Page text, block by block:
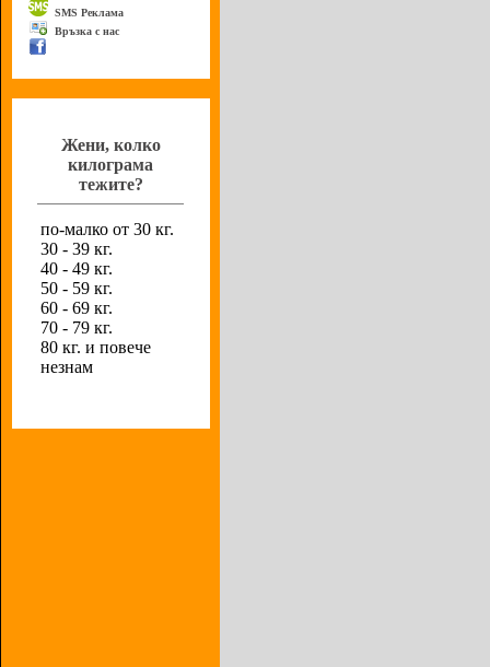
SMS Реклама
Връзка с нас
Жени, колко
килограма
тежите?
по-малко от 30 кг.
30 - 39 кг.
40 - 49 кг.
50 - 59 кг.
60 - 69 кг.
70 - 79 кг.
80 кг. и повече
незнам